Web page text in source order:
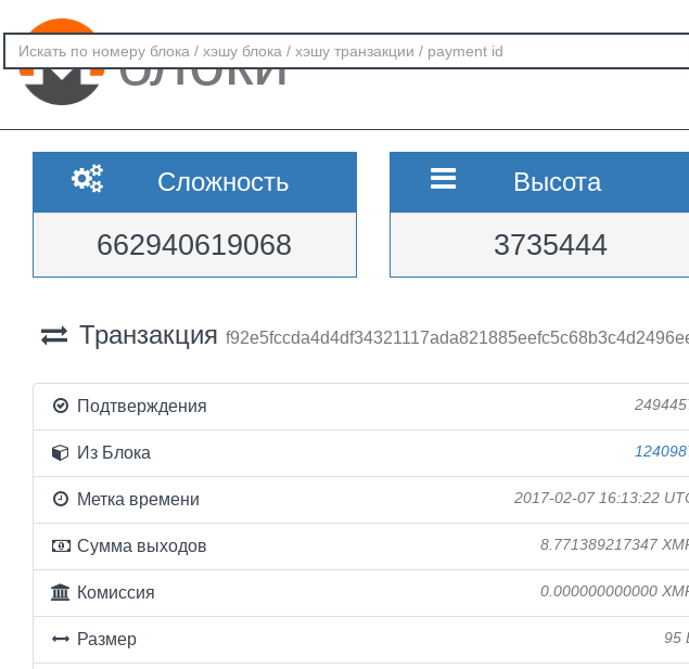
блоки
Сложность
662940619068
Высота
3735444
Транзакция
Подтверждения
Из Блока
Метка времени 2017-02-07 16:13:22
Сумма выходов 8.771389217347
Комиссия 0.000000000000
Размер 95